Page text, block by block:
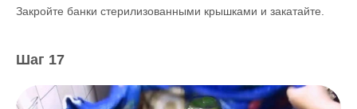
Закройте банки стерилизованными крышками и закатайте.
Шаг 17